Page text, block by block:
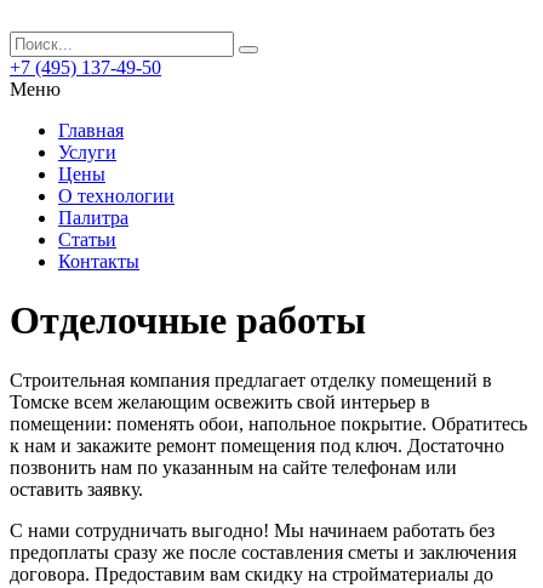
+7 (495) 137-49-50
Меню
Главная
Услуги
Цены
О технологии
Палитра
Статьи
Контакты
Отделочные работы
Строительная компания предлагает отделку помещений в
Томске всем желающим освежить свой интерьер в
помещении: поменять обои, напольное покрытие. Обратитесь
к нам и закажите ремонт помещения под ключ. Достаточно
позвонить нам по указанным на сайте телефонам или
оставить заявку.
С нами сотрудничать выгодно! Мы начинаем работать без
предоплаты сразу же после составления сметы и заключения
договора. Предоставим вам скидку на стройматериалы до